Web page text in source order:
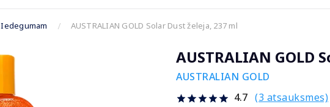
Iedegumam AUSTRALIAN GOLD Solar Dust želeja, 237 ml
AUSTRALIAN GOLD
AUSTRALIAN GOLD
4.7 (3 atsauksmes)